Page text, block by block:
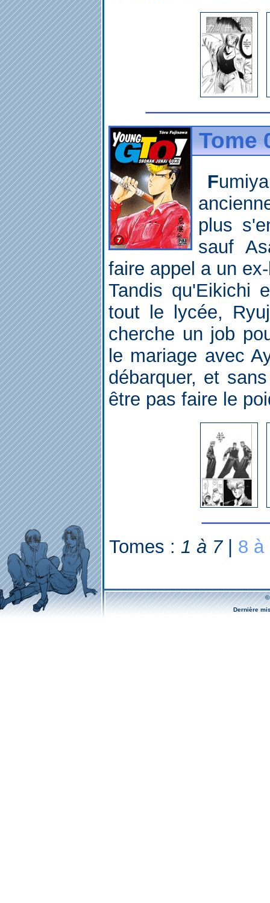
Tome
Fumiya c'est de l'histoire
plus
sauf
faire appel a un
Tandis qu'Eikichi
tout le lycée,
cherche un job
le mariage avec
débarquer, et
être pas faire le
Tomes : 1 à 7| 8 à
©
Dernière